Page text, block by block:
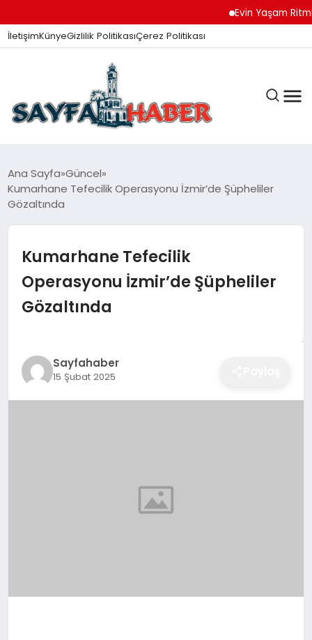
Evin Yaşam
İletişimKünyeGizlilik PolitikasıÇerez Politikası
ANA SAYFA
GÜNDEM
İZMIR HABERLERI
EKONOMI
Ana Sayfa Güncel
Kumarhane Tefecilik Operasyonu İzmir’de Şüpheliler
Gözaltında
Kumarhane Tefecilik
Operasyonu İzmir’de Şüpheliler
Gözaltında
Sayfahaber
15 Şubat 2025